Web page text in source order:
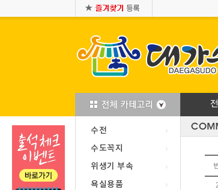
수전
수도꼭지
위생기 부속
욕실용품